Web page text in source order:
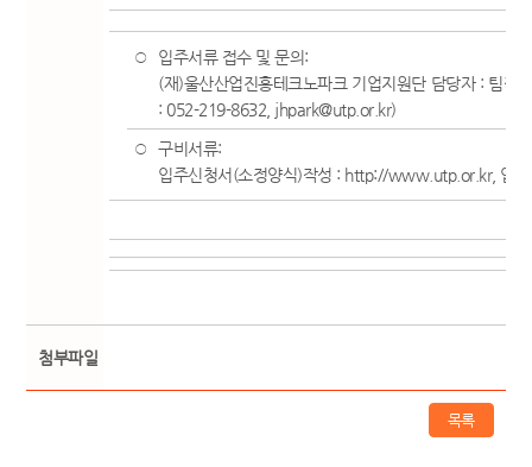
○
입주서류 접수 및 문의:
(재)울산산업진흥테크노파크 기업지원단 담당자 : 팀장
: 052-219-8632, jhpark@utp.or.kr)
○
구비서류:
입주신청서(소정양식)작성 : http://www.utp.or.kr, 입
첨부파일
목록